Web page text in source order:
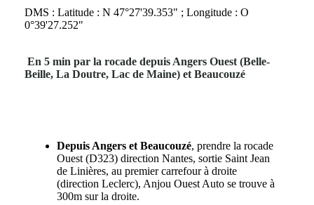
DMS : Latitude : N 47°27'39.353" ; Longitude : O
0°39'27.252"
En 5 min par la rocade depuis Angers Ouest (Belle-
Beille, La Doutre, Lac de Maine) et Beaucouzé
Depuis Angers et Beaucouzé, prendre la rocade
Ouest (D323) direction Nantes, sortie Saint Jean
de Linières, au premier carrefour à droite
(direction Leclerc), Anjou Ouest Auto se trouve à
300m sur la droite.